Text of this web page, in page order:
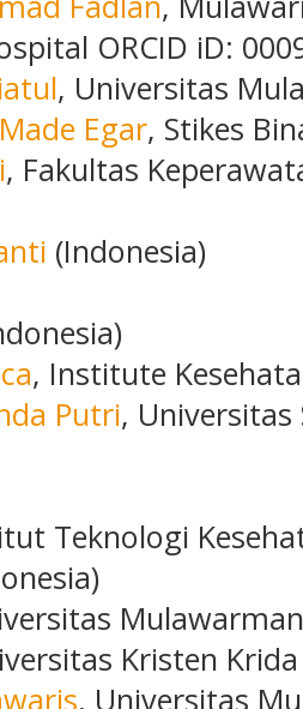
ORCID iD:
, Universitas
Egar, Stikes
, Fakultas
(Indonesia)
, Institute
Putri,
Teknologi
Kristen
, Universitas